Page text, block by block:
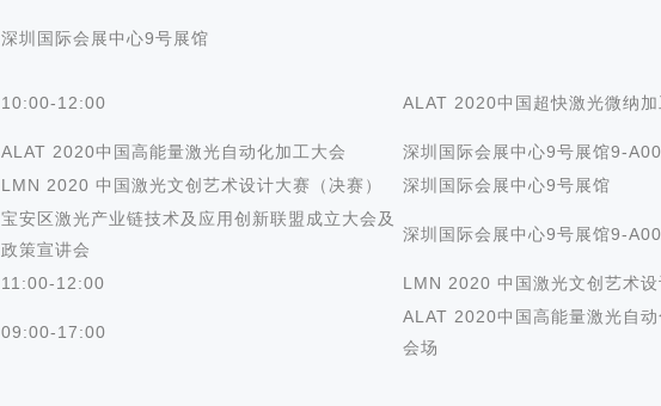
深圳国际会展中心9号展馆
10:00-12:00 ALAT 2020中国超快激光微纳
ALAT 2020中国高能量激光自动化加工大会
深圳国际会展中心9号展馆9-
LMN 2020 中国激光文创艺术设计大赛（决赛） 深圳国际会展中心9号展馆
宝安区激光产业链技术及应用创新联盟成立大会及
政策宣讲会
深圳国际会展中心9号展馆9-
11:00-12:00 LMN 2020 中国激光文创艺术
09:00-17:00
ALAT 2020中国高能量激光自
会场